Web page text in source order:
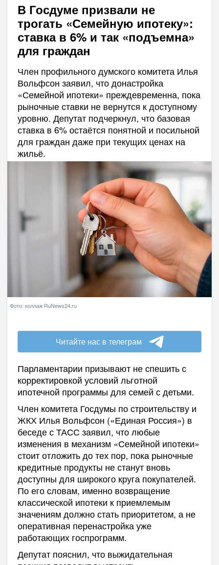
В Госдуме призвали не
трогать «Семейную ипотеку»:
ставка в 6% и так «подъемна»
для граждан
Член профильного думского комитета Илья
Вольфсон заявил, что донастройка
«Семейной ипотеки» преждевременна, пока
рыночные ставки не вернутся к доступному
уровню. Депутат подчеркнул, что базовая
ставка в 6% остаётся понятной и посильной
для граждан даже при текущих ценах на
жильё.
Фото: коллаж RuNews24.ru
Читайте нас в телеграм
Парламентарии призывают не спешить с
корректировкой условий льготной
ипотечной программы для семей с детьми.
Член комитета Госдумы по строительству и
ЖКХ Илья Вольфсон («Единая Россия») в
беседе с ТАСС заявил, что любые
изменения в механизм «Семейной ипотеки»
стоит отложить до тех пор, пока рыночные
кредитные продукты не станут вновь
доступны для широкого круга покупателей.
По его словам, именно возвращение
классической ипотеки к приемлемым
значениям должно стать приоритетом, а не
оперативная перенастройка уже
работающих госпрограмм.
Депутат пояснил, что выжидательная